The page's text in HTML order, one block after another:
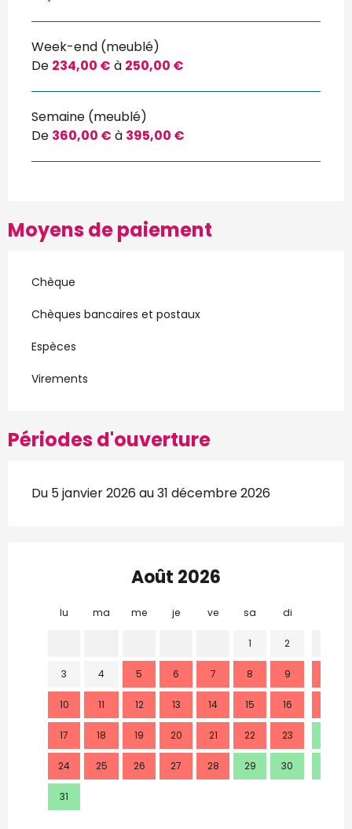
Week-end (meublé)
De 234,00 € à 250,00 €
Semaine (meublé)
De 360,00 € à 395,00 €
Moyens de paiement
Chèque
Chèques bancaires et postaux
Espèces
Virements
Périodes d'ouverture
Du 5 janvier 2026 au 31 décembre 2026
Août 2026
lu ma me je ve sa di
1 2
3 4 5 6 7 8 9
10 11 12 13 14 15 16
17 18 19 20 21 22 23
24 25 26 27 28 29 30
31